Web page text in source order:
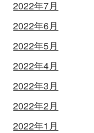
2022年7月
2022年6月
2022年5月
2022年4月
2022年3月
2022年2月
2022年1月